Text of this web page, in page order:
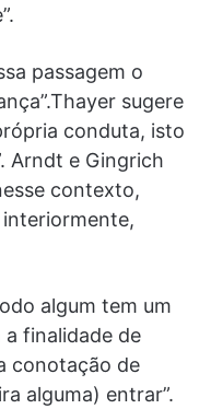
passagem o
sugere
conduta, isto
Arndt e Gingrich
contexto,
algum tem um
finalidade de
conotação de
alguma) entrar”.